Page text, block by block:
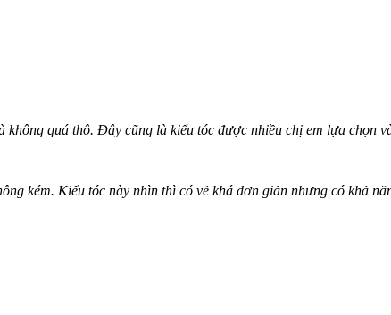
quá thô. Đây cũng là kiểu tóc được nhiều chị em lựa chọn
kém. Kiểu tóc này nhìn thì có vẻ khá đơn giản nhưng có khả